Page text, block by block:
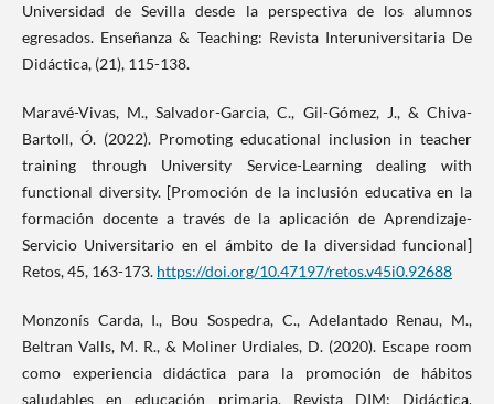
Universidad de Sevilla desde la perspectiva de los alumnos
egresados. Enseñanza & Teaching: Revista Interuniversitaria De
Didáctica, (21), 115-138.
Maravé-Vivas, M., Salvador-Garcia, C., Gil-Gómez, J., & Chiva-
Bartoll, Ó. (2022). Promoting educational inclusion in teacher
training through University Service-Learning dealing with
functional diversity. [Promoción de la inclusión educativa en la
formación docente a través de la aplicación de Aprendizaje-
Servicio Universitario en el ámbito de la diversidad funcional]
Retos, 45, 163-173. https://doi.org/10.47197/retos.v45i0.92688
Monzonís Carda, I., Bou Sospedra, C., Adelantado Renau, M.,
Beltran Valls, M. R., & Moliner Urdiales, D. (2020). Escape room
como experiencia didáctica para la promoción de hábitos
saludables en educación primaria. Revista DIM: Didáctica,